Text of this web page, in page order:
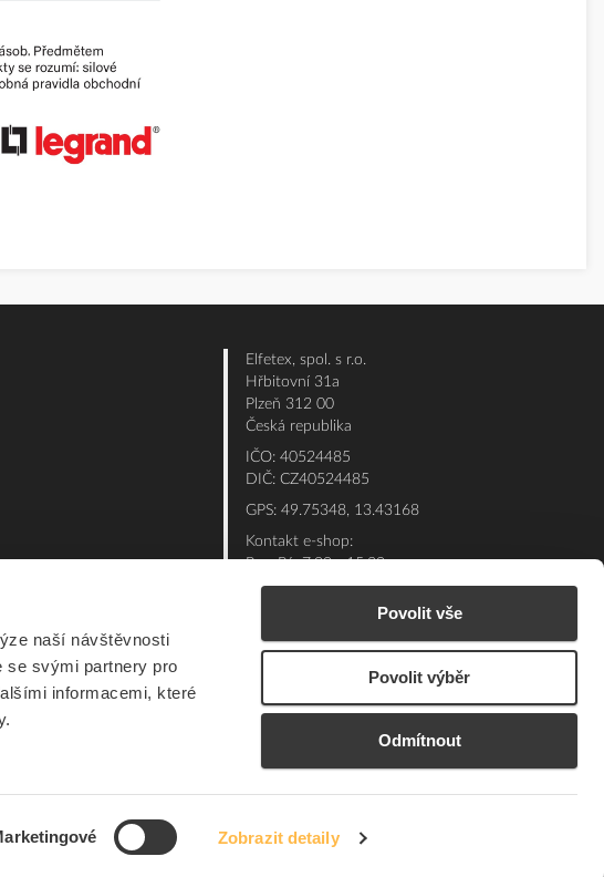
naší návštěvnosti
se svými partnery pro
informacemi, které
Zobrazit detaily
Povolit vše
Povolit výběr
Odmítnout
Elfetex, spol. s r.o.
Hřbitovní 31a
Plzeň 312 00
Česká republika
IČO: 40524485
DIČ: CZ40524485
GPS: 49.75348, 13.43168
Kontakt e-shop:
Po - Pá: 7:00 - 15:30
E-mail:eshop@elfetex.cz